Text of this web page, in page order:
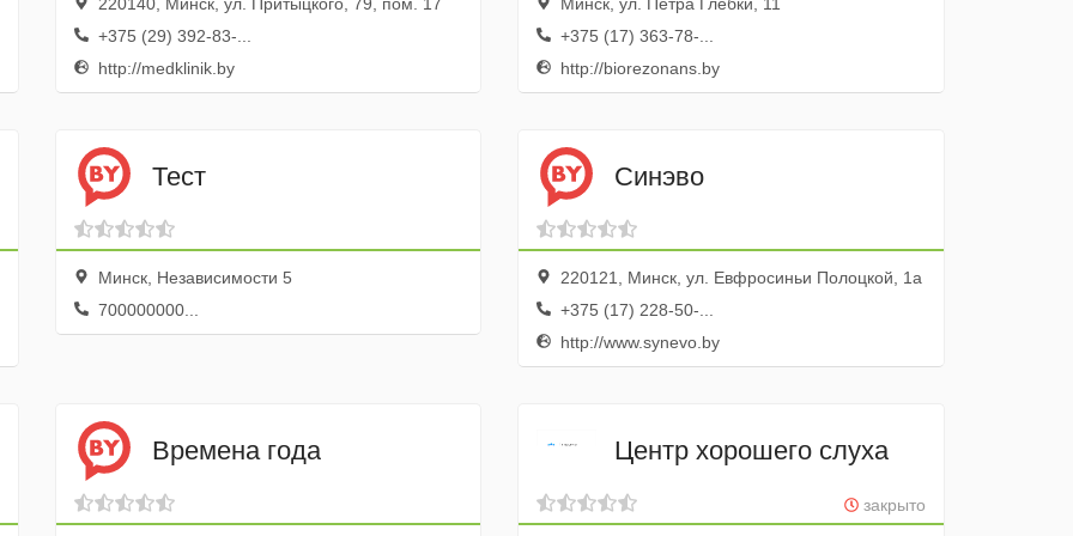
+375 (29) 392-83-...
http://medklinik.by
+375 (17) 363-78-...
http://biorezonans.by
Тест
Минск, Независимости 5
700000000...
Синэво
220121, Минск, ул. Евфросиньи Полоцкой, 1а
+375 (17) 228-50-...
http://www.synevo.by
Времена года Центр хорошего слуха
закрыто